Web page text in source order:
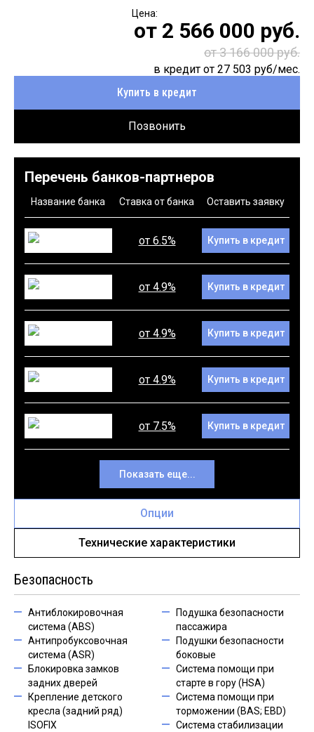
от 2 566 000 руб.
от 3 166 000 руб.
в кредит от 27 503 руб/мес.
Купить в кредит
Позвонить
Перечень банков-партнеров
Название банка Ставка от банка Оставить заявку
от 6.5% Купить в кредит
от 4.9% Купить в кредит
от 4.9% Купить в кредит
от 4.9% Купить в кредит
от 7.5% Купить в кредит
Показать еще...
Опции
Технические характеристики
Безопасность
Антиблокировочная
система (ABS)
Антипробуксовочная
система (ASR)
Блокировка замков
задних дверей
Крепление детского
кресла (задний ряд)
ISOFIX
Подушка безопасности
пассажира
Подушки безопасности
боковые
Система помощи при
старте в гору (HSA)
Система помощи при
торможении (BAS; EBD)
Система стабилизации